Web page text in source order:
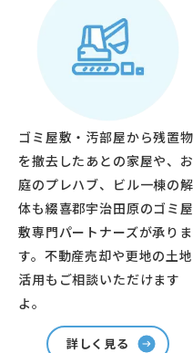
ゴミ屋敷・汚部屋から残置物
を撤去したあとの家屋や、お
庭のプレハブ、ビル一棟の解
体も綴喜郡宇治田原のゴミ屋
敷専門パートナーズが承りま
す。不動産売却や更地の土地
活用もご相談いただけます
よ。
詳しく見る